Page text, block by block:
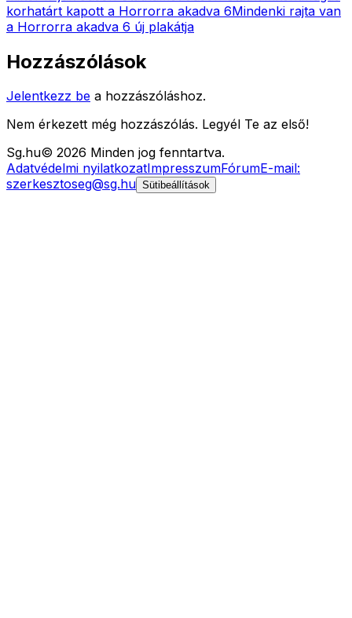
korhatárt kapott a Horrorra akadva 6Mindenki rajta van
a Horrorra akadva 6 új plakátja
Hozzászólások
Jelentkezz be a hozzászóláshoz.
Nem érkezett még hozzászólás. Legyél Te az első!
Sg.hu© 2026 Minden jog fenntartva.
Adatvédelmi nyilatkozatImpresszumFórumE-mail:
szerkesztoseg@sg.hu Sütibeállítások